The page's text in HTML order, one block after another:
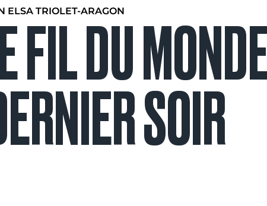
ELSA TRIOLET-ARAGON
FIL DU
SOIR